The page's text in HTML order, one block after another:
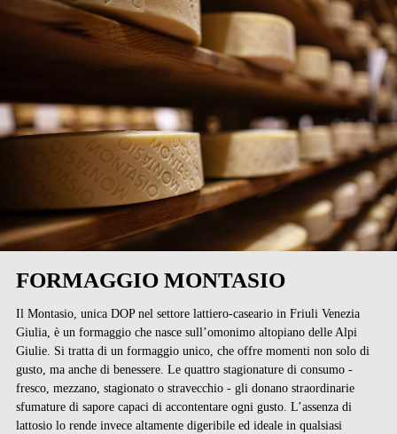
FORMAGGIO MONTASIO
Il Montasio, unica DOP nel settore lattiero-caseario in Friuli Venezia
Giulia, è un formaggio che nasce sull’omonimo altopiano delle Alpi
Giulie. Si tratta di un formaggio unico, che offre momenti non solo di
gusto, ma anche di benessere. Le quattro stagionature di consumo -
fresco, mezzano, stagionato o stravecchio - gli donano straordinarie
sfumature di sapore capaci di accontentare ogni gusto. L’assenza di
lattosio lo rende invece altamente digeribile ed ideale in qualsiasi